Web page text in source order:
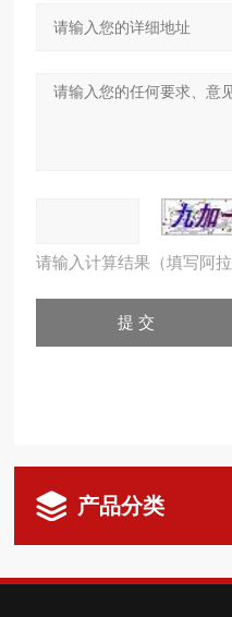
请输入计算结果（填写阿
产品分类